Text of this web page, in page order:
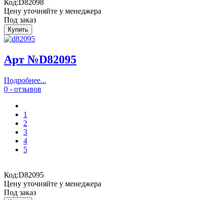
Код:D82098
Цену уточняйте у менеджера
Под заказ
Арт №D82095
Подробнее...
0 - отзывов
1
2
3
4
5
Код:D82095
Цену уточняйте у менеджера
Под заказ